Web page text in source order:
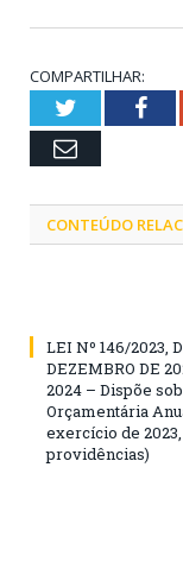
COMPARTILHAR:
Twitter
Email
CONTEÚDO
LEI Nº 146/2023,
DEZEMBRO DE
2024 – Dispõe
Orçamentária
exercício de
providências)